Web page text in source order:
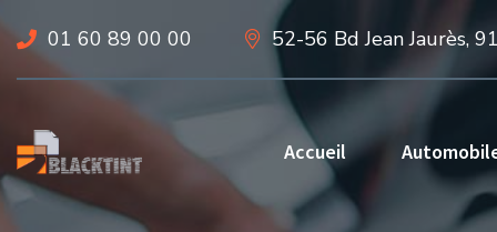
01 60 89 00 00 52-56 Bd Jean Jaurès,
Accueil